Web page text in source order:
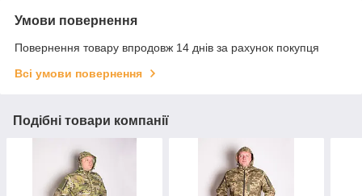
Умови повернення
Повернення товару впродовж 14 днів за рахунок покупця
Всі умови повернення
Подібні товари компанії